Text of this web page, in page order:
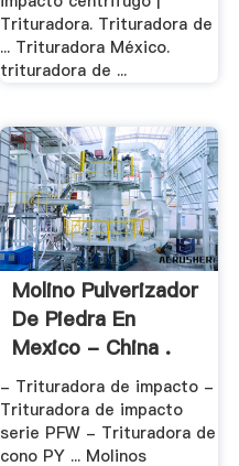
Trituradora. Trituradora de
... Trituradora México.
trituradora de ...
Molino Pulverizador
De Piedra En
Mexico - China .
- Trituradora de impacto -
Trituradora de impacto
serie PFW - Trituradora de
cono PY ... Molinos